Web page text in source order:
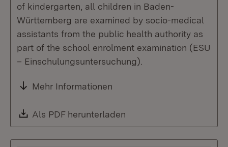
of kindergarten, all children in Baden-
Württemberg are examined by socio-medical
assistants from the public health authority as
part of the school enrolment examination (ESU
– Einschulungsuntersuchung).
Mehr Informationen
Download:
Als PDF herunterladen